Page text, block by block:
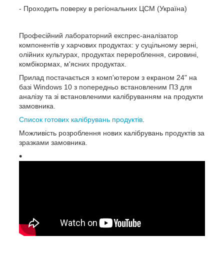
- Проходить поверку в регіональних ЦСМ (Україна)
Професійний лабораторний експрес-аналізатор
компонентів у харчових продуктах: у суцільному зерні,
олійних культурах, продуктах перероблення, сировині,
комбікормах, м'ясних продуктах.
Прилад постачається з комп'ютером з екраном 24" на
базі Windows 10 з попередньо встановленим ПЗ для
аналізу та зі встановленими калібруванням на продукти
замовника.
Список готових калібрувань продуктів.
Можливість розроблення нових калібрувань продуктів за
зразками замовника.